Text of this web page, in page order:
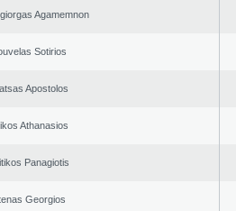
Agamemnon
Sotirios
Apostolos
Athanasios
Panagiotis
Georgios